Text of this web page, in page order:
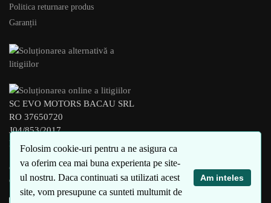
Folosim cookie-uri pentru a ne asigura ca
va oferim cea mai buna experienta pe site-
ul nostru. Daca continuati sa utilizati acest
site, vom presupune ca sunteti multumit de
Am inteles
Politica returnare produs
Garanții
SC EVO MOTORS BACAU SRL
RO 37650720
J04/853/2017
BACAU – ROMANIA
© xEVO 2023
Created by4SEO